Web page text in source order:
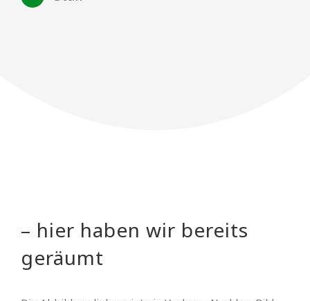
– hier haben wir bereits
geräumt